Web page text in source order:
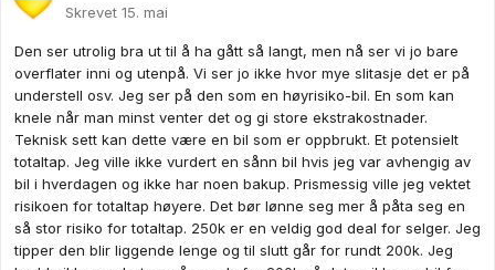
Skrevet 15. mai
Den ser utrolig bra ut til å ha gått så langt, men nå ser vi jo bare
overflater inni og utenpå. Vi ser jo ikke hvor mye slitasje det er på
understell osv. Jeg ser på den som en høyrisiko-bil. En som kan
knele når man minst venter det og gi store ekstrakostnader.
Teknisk sett kan dette være en bil som er oppbrukt. Et potensielt
totaltap. Jeg ville ikke vurdert en sånn bil hvis jeg var avhengig av
bil i hverdagen og ikke har noen bakup. Prismessig ville jeg vektet
risikoen for totaltap høyere. Det bør lønne seg mer å påta seg en
så stor risiko for totaltap. 250k er en veldig god deal for selger. Jeg
tipper den blir liggende lenge og til slutt går for rundt 200k. Jeg